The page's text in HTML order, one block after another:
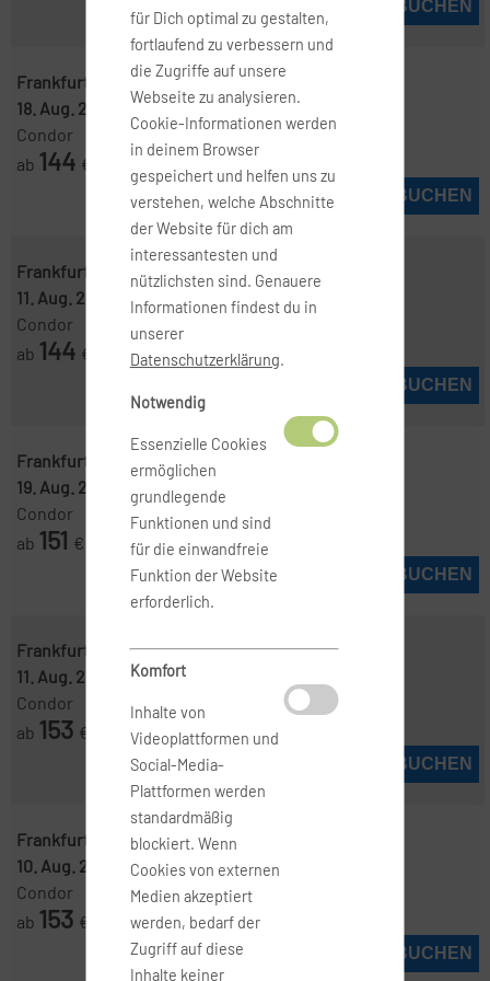
JETZT BUCHEN
Frankfurt ( FRA )- Jerez de la Frontera ( XRY )
18. Aug. 2026
25. Aug. 2026
Condor
ab 144 €
JETZT BUCHEN
Frankfurt ( FRA )- Jerez de la Frontera ( XRY )
11. Aug. 2026
25. Aug. 2026
Condor
ab 144 €
JETZT BUCHEN
Frankfurt ( FRA )
Jerez de la Frontera ( XRY )
19. Aug. 2026
25. Aug. 2026
Condor
ab 151 €
JETZT BUCHEN
Frankfurt ( FRA )-Jerez de la Frontera ( XRY )
11. Aug. 2026
17. Aug. 2026
Condor
ab 153 €
JETZT BUCHEN
Frankfurt ( FRA )-Jerez de la Frontera ( XRY )
10. Aug. 2026
17. Aug. 2026
Condor
ab 153 €
JETZT BUCHEN
für Dich optimal zu gestalten,
fortlaufend zu verbessern und
die Zugriffe auf unsere
Webseite zu analysieren.
Cookie-Informationen werden
in deinem Browser
gespeichert und helfen uns zu
verstehen, welche Abschnitte
der Website für dich am
interessantesten und
nützlichsten sind. Genauere
Informationen findest du in
unserer
Datenschutzerklärung.
Notwendig
Essenzielle Cookies
ermöglichen
grundlegende
Funktionen und sind
für die einwandfreie
Funktion der Website
erforderlich.
Komfort
Inhalte von
Videoplattformen und
Social-Media-
Plattformen werden
standardmäßig
blockiert. Wenn
Cookies von externen
Medien akzeptiert
werden, bedarf der
Zugriff auf diese
Inhalte keiner